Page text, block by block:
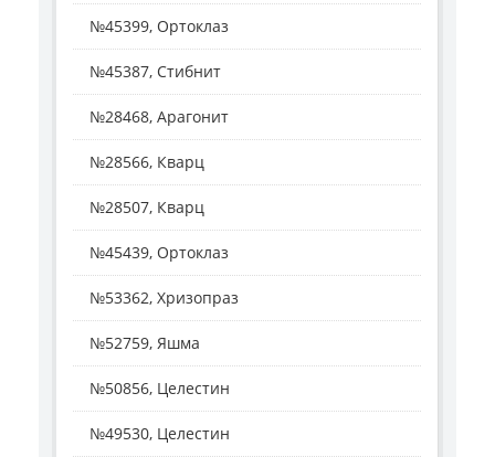
№45399, Ортоклаз
№45387, Стибнит
№28468, Арагонит
№28566, Кварц
№28507, Кварц
№45439, Ортоклаз
№53362, Хризопраз
№52759, Яшма
№50856, Целестин
№49530, Целестин